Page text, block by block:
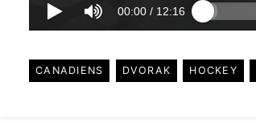
00:00 / 12:16
CANADIENS DVORAK HOCKEY